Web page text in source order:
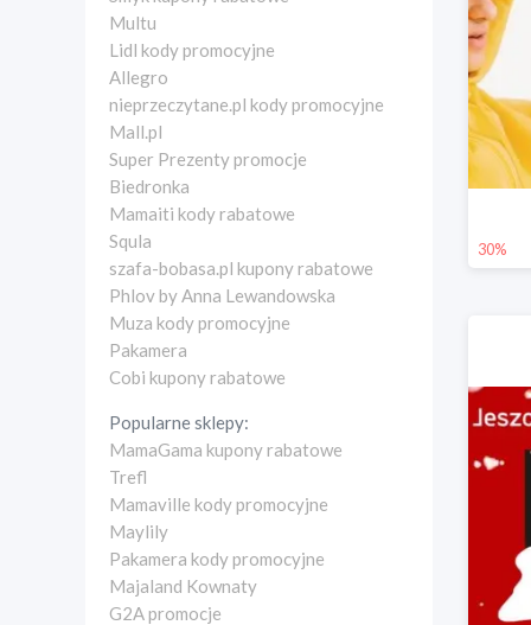
Multu
Lidl kody promocyjne
Allegro
nieprzeczytane.pl kody promocyjne
Mall.pl
Super Prezenty promocje
Biedronka
Mamaiti kody rabatowe
Squla
szafa-bobasa.pl kupony rabatowe
Phlov by Anna Lewandowska
Muza kody promocyjne
Pakamera
Cobi kupony rabatowe
Popularne sklepy:
MamaGama kupony rabatowe
Trefl
Mamaville kody promocyjne
Maylily
Pakamera kody promocyjne
Majaland Kownaty
G2A promocje
30%